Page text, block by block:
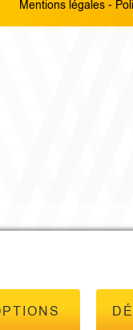
Mentions légales -